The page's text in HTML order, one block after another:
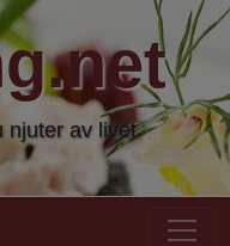
njuter av livet